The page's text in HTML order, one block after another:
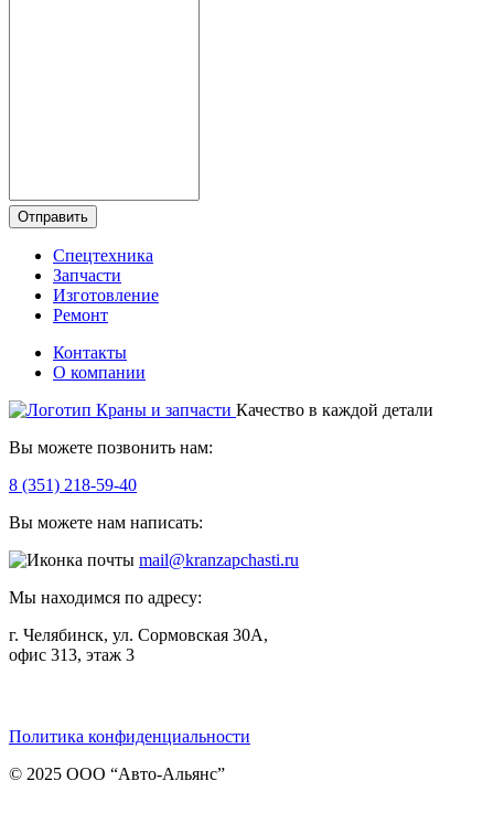
Отправить
Спецтехника
Запчасти
Изготовление
Ремонт
Контакты
О компании
Качество в каждой детали
Вы можете позвонить нам:
8 (351) 218-59-40
Вы можете нам написать:
mail@kranzapchasti.ru
Мы находимся по адресу:
г. Челябинск, ул. Сормовская 30А,
офис 313, этаж 3
Политика конфиденциальности
© 2025 ООО “Авто-Альянс”